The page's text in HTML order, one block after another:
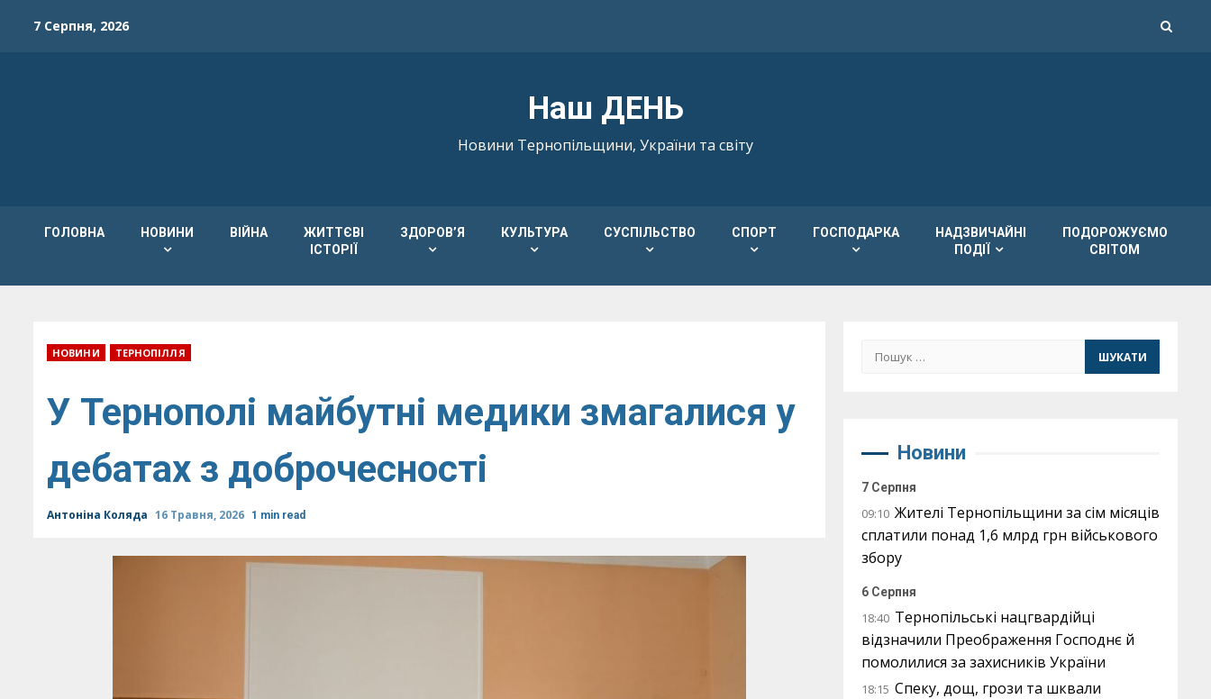
7 Серпня, 2026
Наш ДЕНЬ
Новини Тернопільщини, України та світу
ГОЛОВНА НОВИНИ ВІЙНА
ЖИТТЄВІ
ІСТОРІЇ
ЗДОРОВ’Я КУЛЬТУРА СУСПІЛЬСТВО СПОРТ ГОСПОДАРКА
НАДЗВИЧАЙНІ
ПОДІЇ
ПОДОРОЖУЄМО
СВІТОМ
НОВИНИ ТЕРНОПІЛЛЯ
У Тернополі майбутні медики змагалися у
дебатах з доброчесності
Антоніна Коляда 16 Травня, 2026 1 min read
Пошук:
Новини
7 Серпня
09:10 Жителі Тернопільщини за сім місяців
сплатили понад 1,6 млрд грн військового
збору
6 Серпня
18:40 Тернопільські нацгвардійці
відзначили Преображення Господнє й
помолилися за захисників України
18:15 Спеку, дощ, грози та шквали